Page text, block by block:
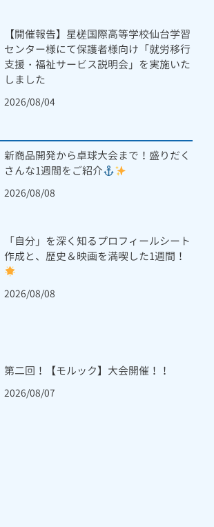
【開催報告】星槎国際高等学校仙台学習
センター様にて保護者様向け「就労移行
支援・福祉サービス説明会」を実施いた
しました
2026/08/04
新商品開発から卓球大会まで！盛りだく
さんな1週間をご紹介
2026/08/08
「自分」を深く知るプロフィールシート
作成と、歴史＆映画を満喫した1週間！
2026/08/08
第二回！【モルック】大会開催！！
2026/08/07